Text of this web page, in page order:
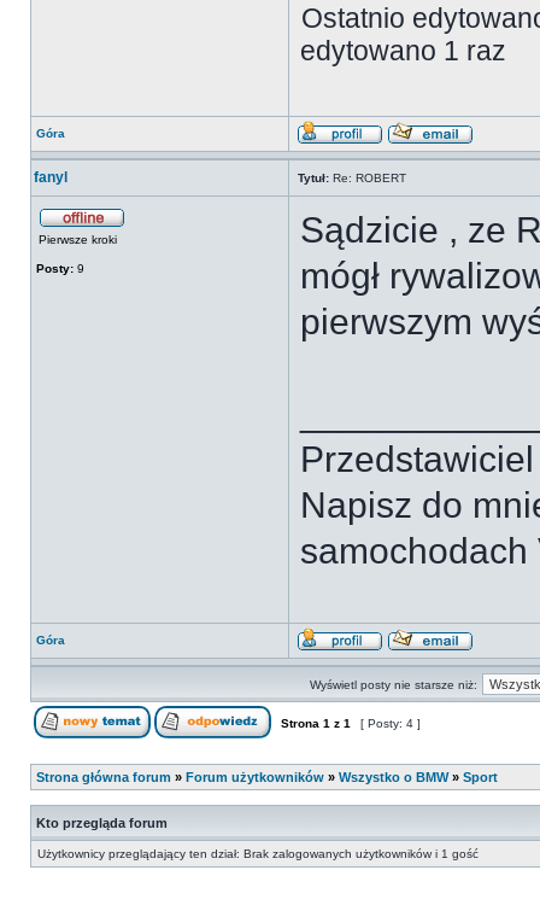
Ostatnio
edytowano 1 raz
Góra
fanyl Tytuł: Re: ROBERT
Pierwsze kroki
Posty: 9
Sądzicie , ze
mógł
pierwszym
Napisz do
samochodach
Góra
Wyświetl posty nie starsze niż:
Strona 1 z 1 [ Posty: 4 ]
Strona główna forum » Forum użytkowników » Wszystko o BMW» Sport
Kto przegląda forum
Użytkownicy przeglądający ten dział: Brak zalogowanych użytkowników i 1 gość